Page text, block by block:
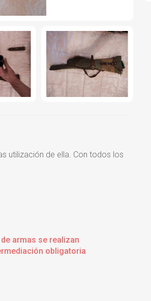
utilización de ella. Con todos los
armas se realizan
obligatoria